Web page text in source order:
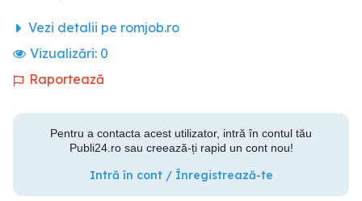
Vezi detalii pe romjob.ro
Vizualizări: 0
Raportează
Pentru a contacta acest utilizator, intră în contul tău
Publi24.ro sau creează-ți rapid un cont nou!
Intră în cont / Înregistrează-te